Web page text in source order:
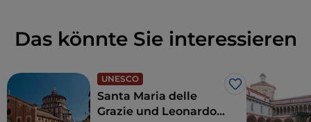
Das könnte Sie interessieren
UNESCO
Like
Santa Maria delle
Grazie und Leonardo